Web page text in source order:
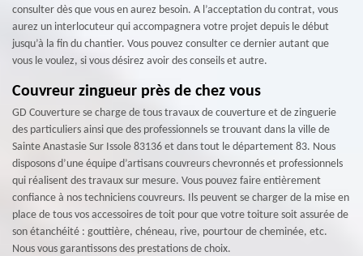
consulter dès que vous en aurez besoin. A l’acceptation du contrat, vous
aurez un interlocuteur qui accompagnera votre projet depuis le début
jusqu’à la fin du chantier. Vous pouvez consulter ce dernier autant que
vous le voulez, si vous désirez avoir des conseils et autre.
Couvreur zingueur près de chez vous
GD Couverture se charge de tous travaux de couverture et de zinguerie
des particuliers ainsi que des professionnels se trouvant dans la ville de
Sainte Anastasie Sur Issole 83136 et dans tout le département 83. Nous
disposons d’une équipe d’artisans couvreurs chevronnés et professionnels
qui réalisent des travaux sur mesure. Vous pouvez faire entièrement
confiance à nos techniciens couvreurs. Ils peuvent se charger de la mise en
place de tous vos accessoires de toit pour que votre toiture soit assurée de
son étanchéité : gouttière, chéneau, rive, pourtour de cheminée, etc.
Nous vous garantissons des prestations de choix.